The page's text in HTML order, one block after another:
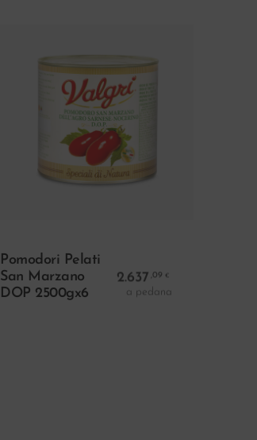
Pomodori Pelati
San Marzano
DOP 2500gx6
2.637 ,09 €
a pedana